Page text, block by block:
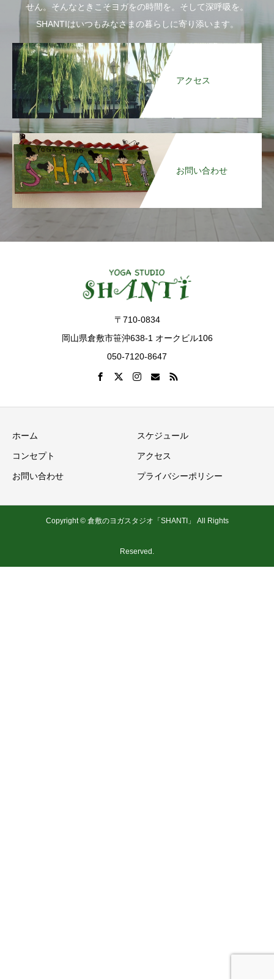
せん。そんなときこそヨガをの時間を。そして深呼吸を。
SHANTIはいつもみなさまの暮らしに寄り添います。
アクセス
お問い合わせ
〒710-0834
岡山県倉敷市笹沖638-1 オークビル106
050-7120-8647
ホーム スケジュール
コンセプト アクセス
お問い合わせ プライバシーポリシー
Copyright © 倉敷のヨガスタジオ「SHANTI」 All Rights
Reserved.